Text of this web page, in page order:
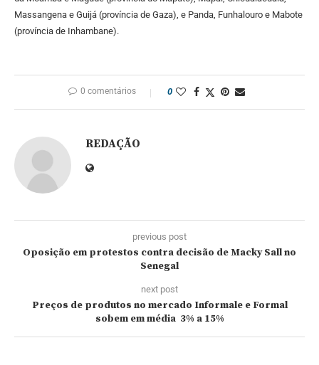
Massangena e Guijá (província de Gaza), e Panda, Funhalouro e Mabote
(província de Inhambane).
0 comentários 0
REDAÇÃO
previous post
Oposição em protestos contra decisão de Macky Sall no
Senegal
next post
Preços de produtos no mercado Informale e Formal
sobem em média 3% a 15%